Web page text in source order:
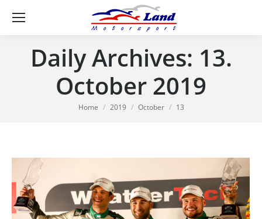
Daily Archives: 13.
October 2019
You are here:
Home 2019 October 13